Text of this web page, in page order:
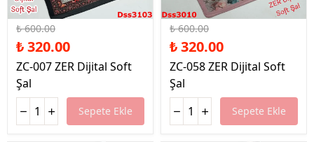
%47 İndirim
₺ 600.00
₺ 320.00
ZC-007 ZER Dijital Soft
Şal
Sepete Ekle
%47 İndirim
₺ 600.00
₺ 320.00
ZC-058 ZER Dijital Soft
Şal
Sepete Ekle